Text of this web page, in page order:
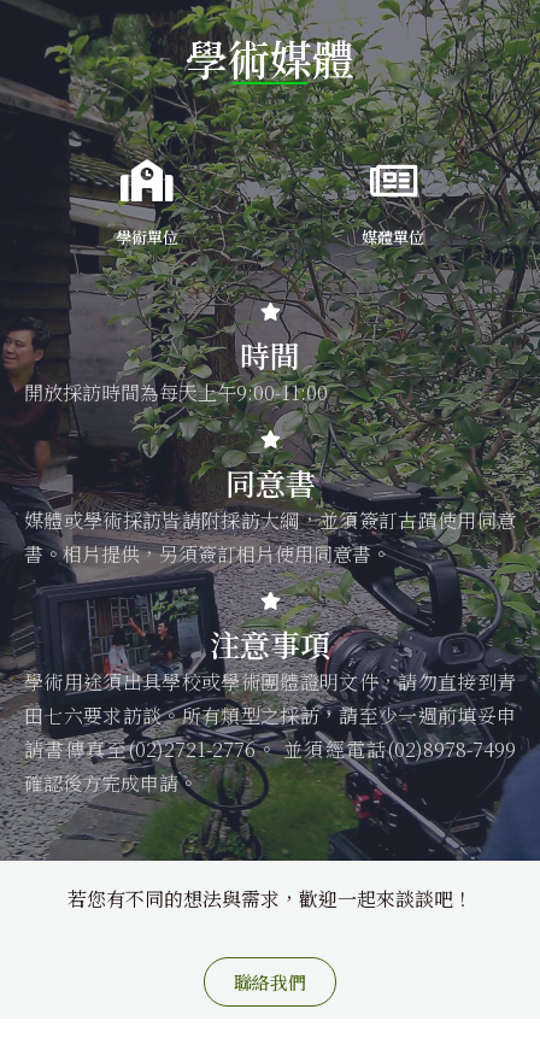
學術媒體
學術單位 媒體單位
時間
開放採訪時間為每天上午9:00-11:00
同意書
媒體或學術採訪皆請附採訪大綱，並須簽訂古蹟使用同意
書。相片提供，另須簽訂相片使用同意書。
注意事項
學術用途須出具學校或學術團體證明文件，請勿直接到青
田七六要求訪談。所有類型之採訪，請至少一週前填妥申
請書傳真至(02)2721-2776。 並須經電話(02)8978-7499
確認後方完成申請。
若您有不同的想法與需求，歡迎一起來談談吧！
聯絡我們